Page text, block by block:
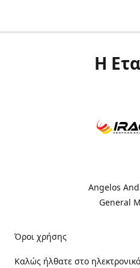
Η
Angelos
General
Όροι χρήσης
Καλώς ήλθατε στo